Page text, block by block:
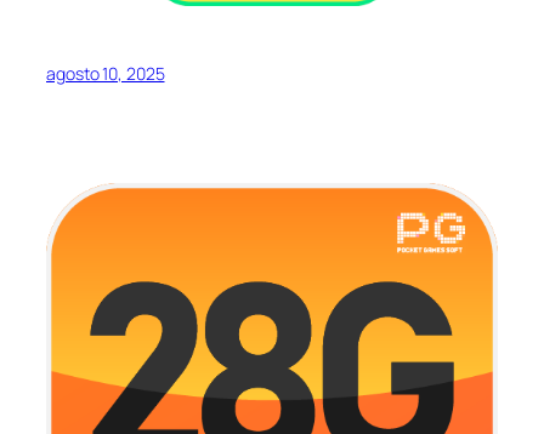
agosto 10, 2025